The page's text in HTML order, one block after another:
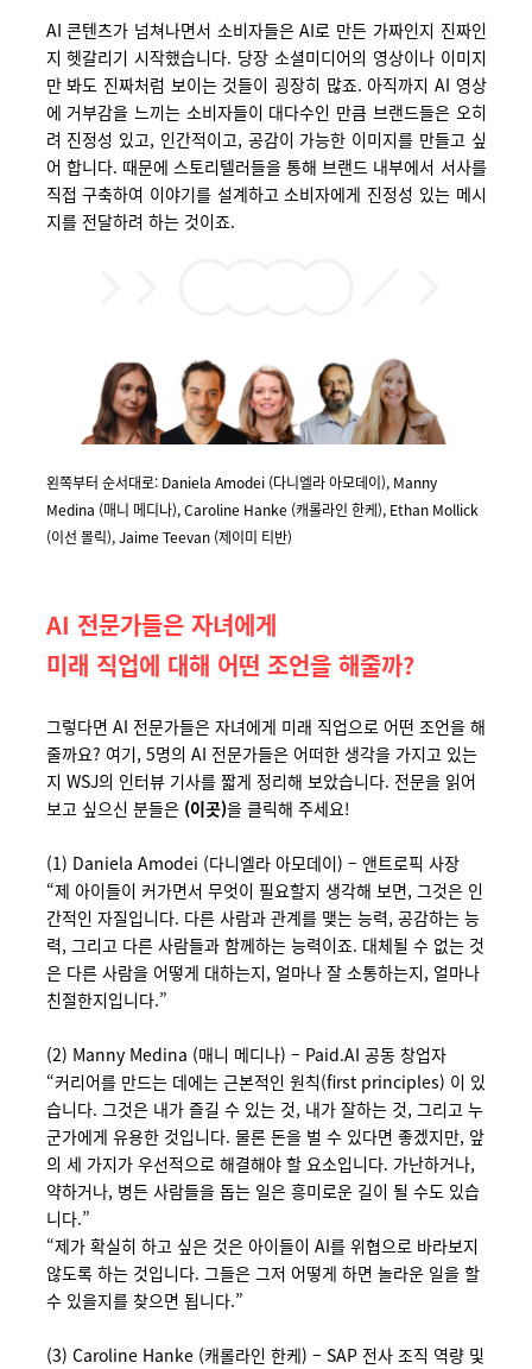
AI콘텐츠가 넘쳐나면서 소비자들은AI로 만든 가짜인지 진짜인
지 헷갈리기 시작했습니다. 당장 소셜미디어의 영상이나 이미지
만 봐도 진짜처럼 보이는 것들이 굉장히 많죠.아직까지 AI 영상
에 거부감을 느끼는 소비자들이 대다수인 만큼 브랜드들은 오히
려 진정성 있고, 인간적이고, 공감이 가능한 이미지를 만들고 싶
어 합니다. 때문에 스토리텔러들을 통해 브랜드 내부에서 서사를
직접 구축하여 이야기를 설계하고 소비자에게 진정성 있는 메시
지를 전달하려 하는 것이죠.
왼쪽부터 순서대로: Daniela Amodei (다니엘라 아모데이), Manny
Medina (매니 메디나),Caroline Hanke (캐롤라인 한케), Ethan Mollick
(이선 몰릭),Jaime Teevan (제이미 티반)
AI 전문가들은 자녀에게
미래 직업에 대해 어떤 조언을해줄까?
그렇다면 AI 전문가들은 자녀에게 미래 직업으로 어떤 조언을 해
줄까요? 여기, 5명의 AI 전문가들은 어떠한 생각을 가지고 있는
지 WSJ의 인터뷰 기사를 짧게 정리해 보았습니다. 전문을 읽어
보고 싶으신 분들은 (이곳)을 클릭해 주세요!
(1) Daniela Amodei (다니엘라 아모데이) – 앤트로픽 사장
“제 아이들이 커가면서 무엇이 필요할지 생각해 보면, 그것은 인
간적인 자질입니다. 다른 사람과 관계를 맺는 능력, 공감하는 능
력, 그리고 다른 사람들과 함께하는 능력이죠. 대체될 수 없는 것
은 다른 사람을 어떻게 대하는지, 얼마나 잘 소통하는지, 얼마나
친절한지입니다.”
(2) Manny Medina (매니 메디나) – Paid.AI 공동 창업자
“커리어를 만드는 데에는 근본적인 원칙(first principles) 이 있
습니다. 그것은 내가 즐길 수 있는 것, 내가 잘하는 것, 그리고 누
군가에게 유용한 것입니다. 물론 돈을 벌 수 있다면 좋겠지만, 앞
의 세 가지가 우선적으로 해결해야 할 요소입니다. 가난하거나,
약하거나, 병든 사람들을 돕는 일은 흥미로운 길이 될 수도 있습
니다.”
“제가 확실히 하고 싶은 것은 아이들이 AI를 위협으로 바라보지
않도록 하는 것입니다. 그들은 그저 어떻게 하면 놀라운 일을 할
수 있을지를 찾으면 됩니다.”
(3) Caroline Hanke (캐롤라인 한케) – SAP 전사 조직 역량 및